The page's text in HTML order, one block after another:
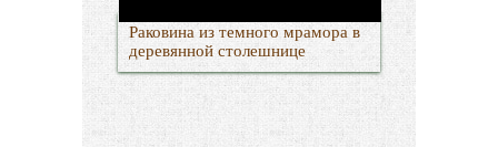
Раковина из темного мрамора в
деревянной столешнице